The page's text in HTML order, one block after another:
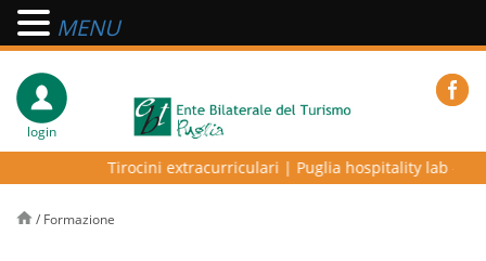
login
Tirocini extracurriculari| Puglia hospitality lab –
/ Formazione
MENU